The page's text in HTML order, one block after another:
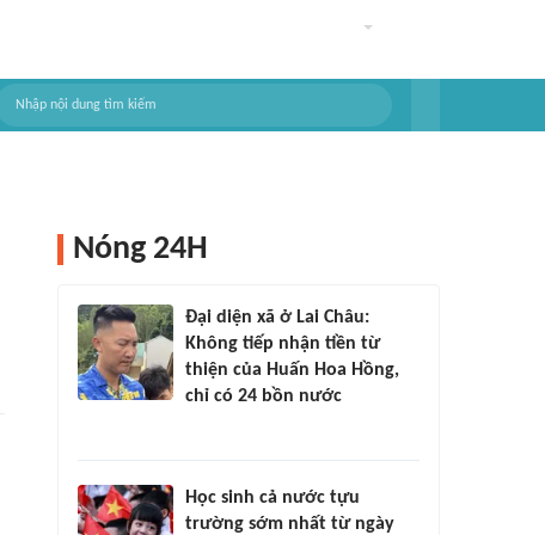
Nóng 24H
Đại diện xã ở Lai Châu:
Không tiếp nhận tiền từ
thiện của Huấn Hoa Hồng,
chỉ có 24 bồn nước
Học sinh cả nước tựu
trường sớm nhất từ ngày